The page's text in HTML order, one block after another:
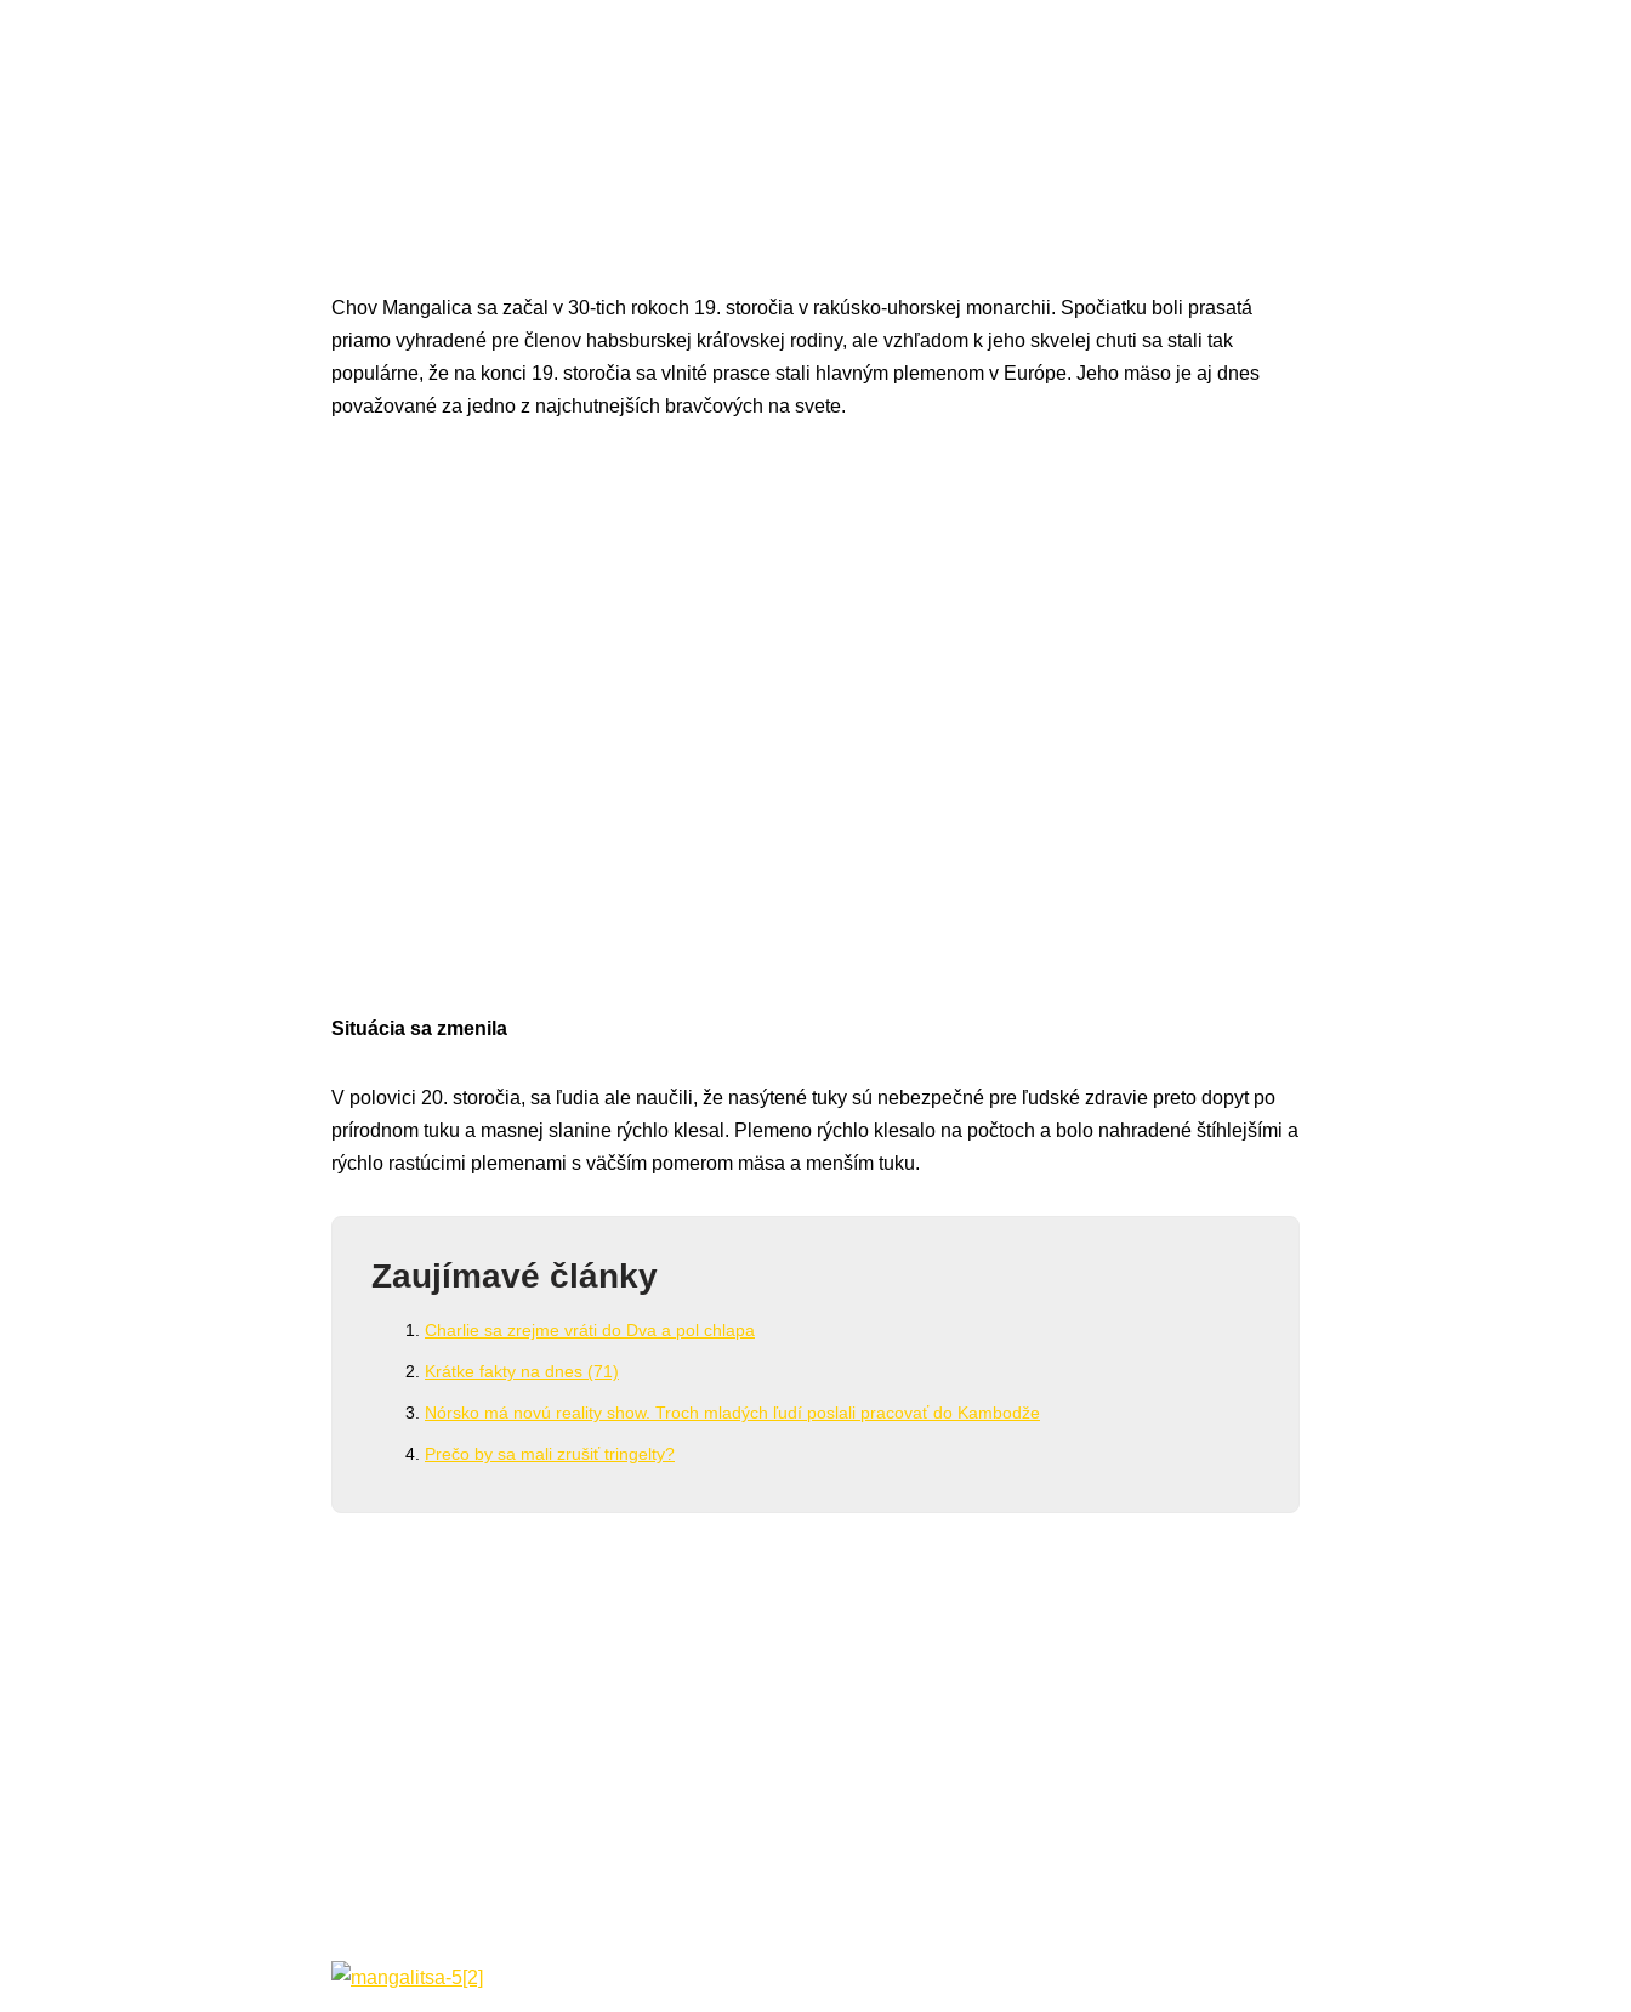
Chov Mangalica sa začal v 30-tich rokoch 19. storočia v rakúsko-uhorskej monarchii. Spočiatku boli prasatá
priamo vyhradené pre členov habsburskej kráľovskej rodiny, ale vzhľadom k jeho skvelej chuti sa stali tak
populárne, že na konci 19. storočia sa vlnité prasce stali hlavným plemenom v Európe. Jeho mäso je aj dnes
považované za jedno z najchutnejších bravčových na svete.
Situácia sa zmenila
V polovici 20. storočia, sa ľudia ale naučili, že nasýtené tuky sú nebezpečné pre ľudské zdravie preto dopyt po
prírodnom tuku a masnej slanine rýchlo klesal. Plemeno rýchlo klesalo na počtoch a bolo nahradené štíhlejšími a
rýchlo rastúcimi plemenami s väčším pomerom mäsa a menším tuku.
Zaujímavé články
Charlie sa zrejme vráti do Dva a pol chlapa
Krátke fakty na dnes (71)
Nórsko má novú reality show. Troch mladých ľudí poslali pracovať do Kambodže
Prečo by sa mali zrušiť tringelty?